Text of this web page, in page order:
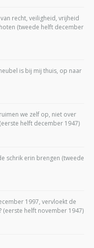
recht, veiligheid, vrijheid
(tweede helft december
is bij mij thuis, op naar
we zelf op, niet over
helft december 1947)
schrik erin brengen (tweede
1997, vervloekt de
(eerste helft november 1947)